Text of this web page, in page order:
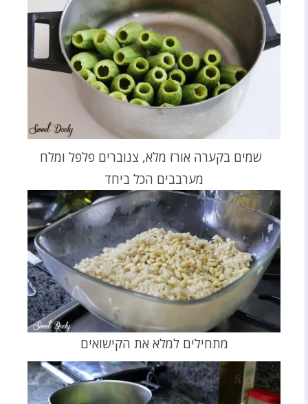
שמים בקערה אורז מלא, צנוברים פלפל ומלח
מערבבים הכל ביחד
מתחילים למלא את הקישואים